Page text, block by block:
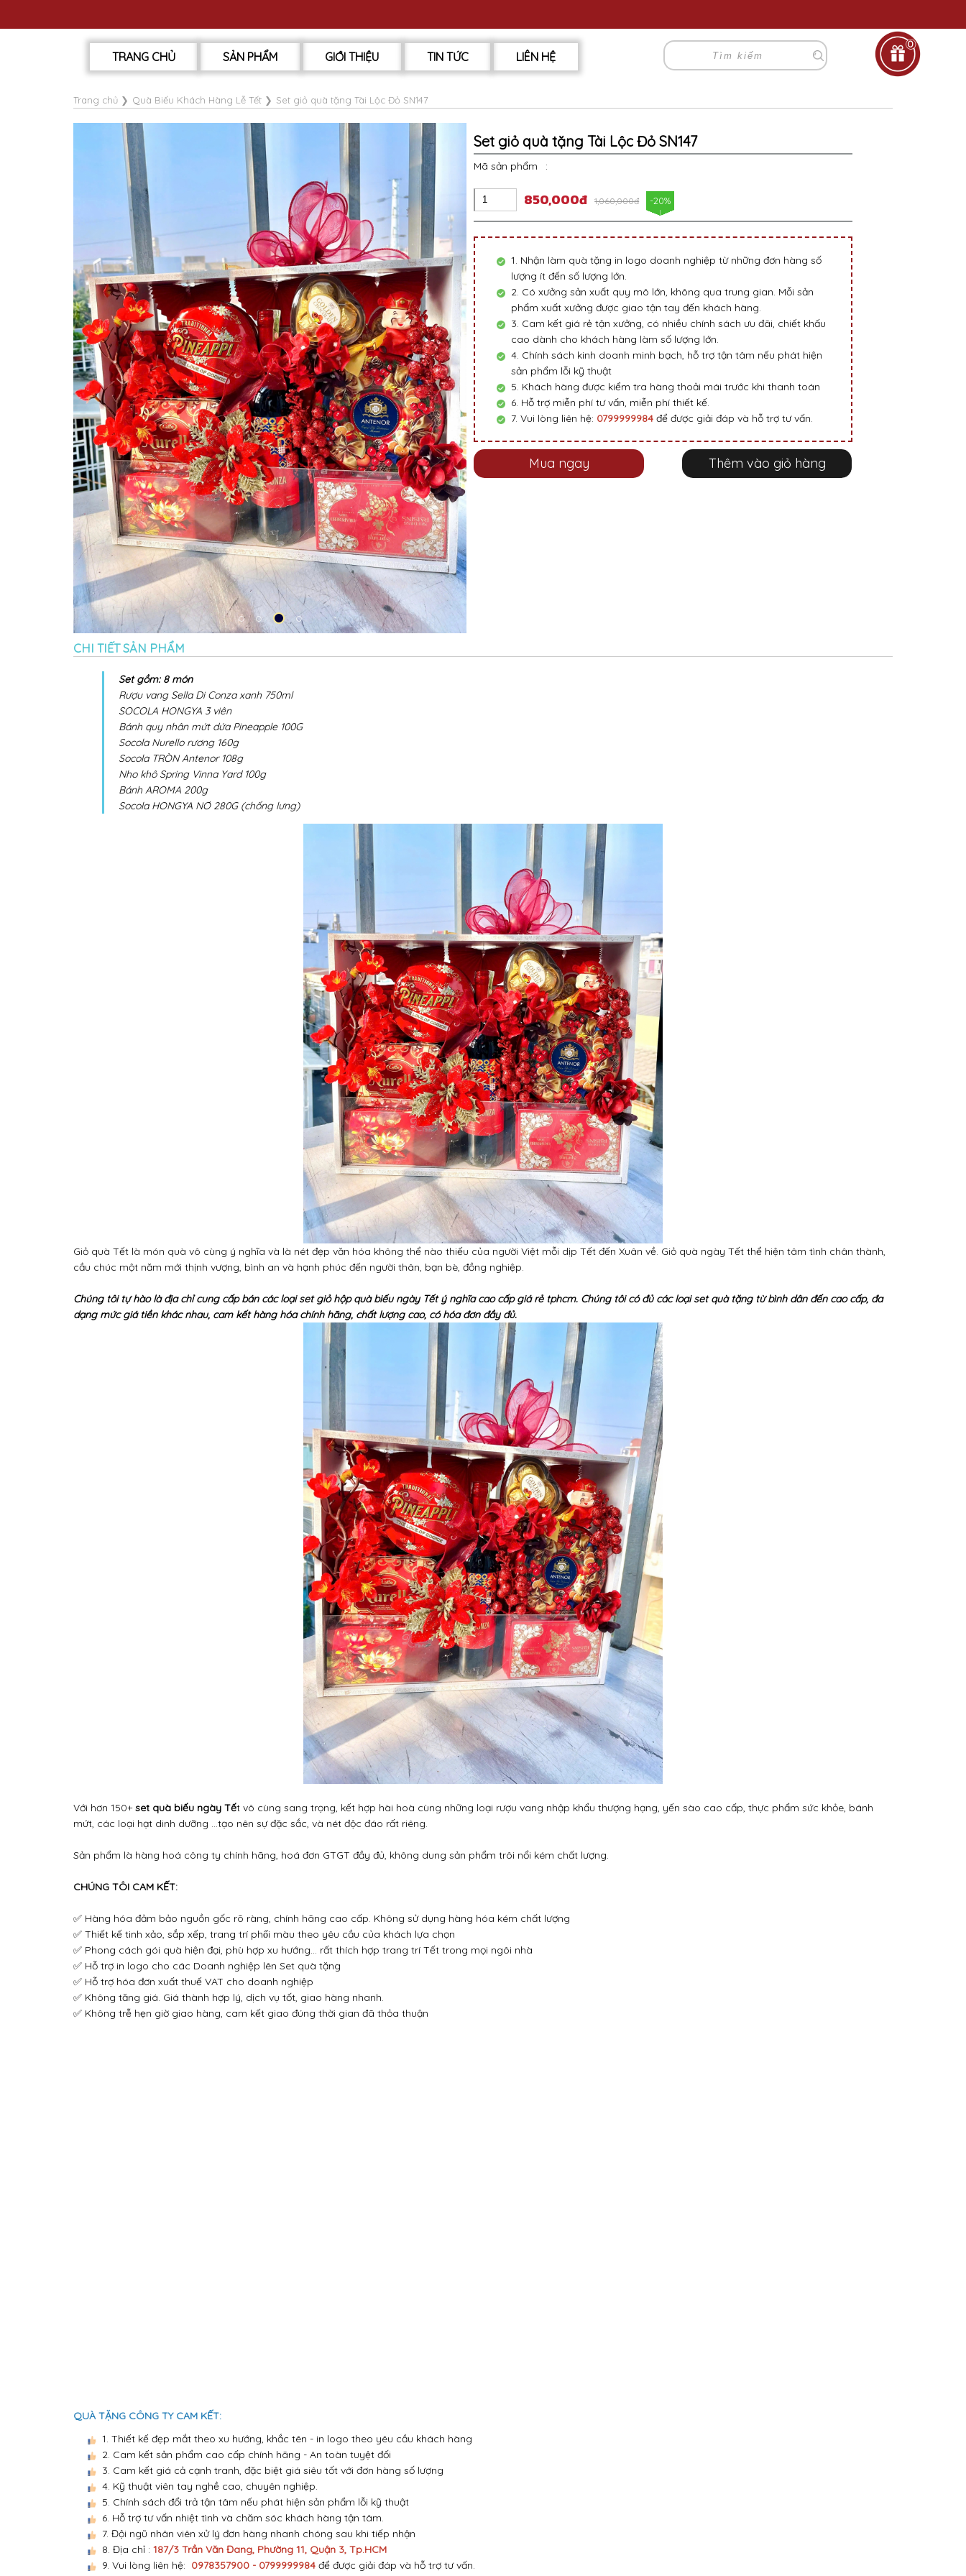
TRANG CHỦ SẢN PHẨM GIỚI THIỆU TIN TỨC LIÊN HỆ
0
Trang chủ ❯ Quà Biếu Khách Hàng Lễ Tết ❯ Set giỏ quà tặng Tài Lộc Đỏ SN147
Set giỏ quà tặng Tài Lộc Đỏ SN147
Mã sản phẩm :
850,000đ 1,060,000đ -20%
1. Nhận làm quà tặng in logo doanh nghiệp từ những đơn hàng số
lượng ít đến số lượng lớn.
2. Có xưởng sản xuất quy mô lớn, không qua trung gian. Mỗi sản
phẩm xuất xưởng được giao tận tay đến khách hàng.
3. Cam kết giá rẻ tận xưởng, có nhiều chính sách ưu đãi, chiết khấu
cao dành cho khách hàng làm số lượng lớn.
4. Chính sách kinh doanh minh bạch, hỗ trợ tận tâm nếu phát hiện
sản phẩm lỗi kỹ thuật
5. Khách hàng được kiểm tra hàng thoải mái trước khi thanh toán
6. Hỗ trợ miễn phí tư vấn, miễn phí thiết kế.
7. Vui lòng liên hệ: 0799999984để được giải đáp và hỗ trợ tư vấn.
Thêm vào giỏ hàng
Mua ngay
CHI TIẾT SẢN PHẨM
Set gồm: 8 món
Rượu vang Sella Di Conza xanh 750ml
SOCOLA HONGYA 3 viên
Bánh quy nhân mứt dứa Pineapple 100G
Socola Nurello rương 160g
Socola TRÒN Antenor 108g
Nho khô Spring Vinna Yard 100g
Bánh AROMA 200g
Socola HONGYA NƠ 280G (chống lưng)
Giỏ quà Tết là món quà vô cùng ý nghĩa và là nét đẹp văn hóa không thể nào thiếu của người Việt mỗi dịp Tết đến Xuân về. Giỏ quà ngày Tết thể hiện tâm tình chân thành,
cầu chúc một năm mới thịnh vượng, bình an và hạnh phúc đến người thân, bạn bè, đồng nghiệp.
Chúng tôi tự hào là địa chỉ cung cấp bán các loại set giỏ hộp quà biếu ngày Tết ý nghĩa cao cấp giá rẻ tphcm. Chúng tôi có đủ các loại set quà tặng từ bình dân đến cao cấp, đa
dạng mức giá tiền khác nhau, cam kết hàng hóa chính hãng, chất lượng cao, có hóa đơn đầy đủ.
Với hơn 150+ set quà biếu ngày Tết vô cùng sang trọng, kết hợp hài hoà cùng những loại rượu vang nhập khẩu thượng hạng, yến sào cao cấp, thực phẩm sức khỏe, bánh
mứt, các loại hạt dinh dưỡng ...tạo nên sự đặc sắc, và nét độc đáo rất riêng.
Sản phẩm là hàng hoá công ty chính hãng, hoá đơn GTGT đầy đủ, không dung sản phẩm trôi nổi kém chất lượng.
CHÚNG TÔI CAM KẾT:
✅ Hàng hóa đảm bảo nguồn gốc rõ ràng, chính hãng cao cấp. Không sử dụng hàng hóa kém chất lượng
✅ Thiết kế tinh xảo, sắp xếp, trang trí phối màu theo yêu cầu của khách lựa chọn
✅ Phong cách gói quà hiện đại, phù hợp xu hướng… rất thích hợp trang trí Tết trong mọi ngôi nhà
✅ Hỗ trợ in logo cho các Doanh nghiệp lên Set quà tặng
✅ Hỗ trợ hóa đơn xuất thuế VAT cho doanh nghiệp
✅ Không tăng giá. Giá thành hợp lý, dịch vụ tốt, giao hàng nhanh.
✅ Không trễ hẹn giờ giao hàng, cam kết giao đúng thời gian đã thỏa thuận
QUÀ TẶNG CÔNG TY CAM KẾT:
1. Thiết kế đẹp mắt theo xu hướng, khắc tên - in logo theo yêu cầu khách hàng
2. Cam kết sản phẩm cao cấp chính hãng - An toàn tuyệt đối
3. Cam kết giá cả cạnh tranh, đặc biệt giá siêu tốt với đơn hàng số lượng
4. Kỹ thuật viên tay nghề cao, chuyên nghiệp.
5. Chính sách đổi trả tận tâm nếu phát hiện sản phẩm lỗi kỹ thuật
6. Hỗ trợ tư vấn nhiệt tình và chăm sóc khách hàng tận tâm.
7. Đội ngũ nhân viên xử lý đơn hàng nhanh chóng sau khi tiếp nhận
8. Địa chỉ : 187/3 Trần Văn Đang, Phường 11, Quận 3, Tp.HCM
9. Vui lòng liên hệ:
0978357900 - 0799999984 để được giải đáp và hỗ trợ tư vấn.